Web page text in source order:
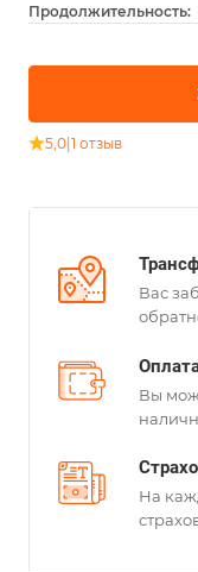
Продолжительность:
5,0|1 отзыв
Вас
Вы
На